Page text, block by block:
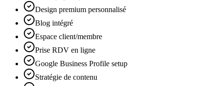
Design premium personnalisé
Blog intégré
Espace client/membre
Prise RDV en ligne
Google Business Profile setup
Stratégie de contenu